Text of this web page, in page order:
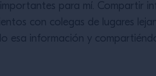
para mí. Compartir
con colegas de lugares
esa información y